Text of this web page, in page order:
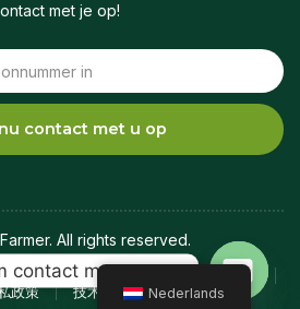
met je op!
contact met u op
All rights reserved.
3
Algemene voorwaarden
政策
技术支持 Nederlands
contact met ons op